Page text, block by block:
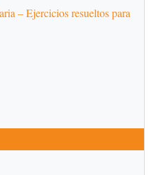
– Ejercicios resueltos para